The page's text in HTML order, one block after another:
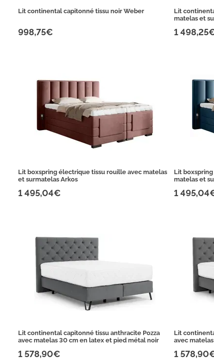
Lit continental capitonné tissu noir Weber
998,75€
Lit
matelas et
1
Lit boxspring électrique tissu rouille avec matelas
et surmatelas Arkos
1 495,04€
Lit
matelas et
1
Lit continental capitonné tissu anthracite Pozza
avec matelas 30 cm en latex et pied métal noir
1 578,90€
Lit
avec
1